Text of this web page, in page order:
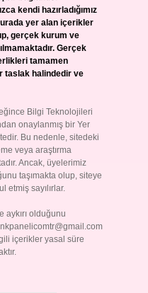
kendi hazırladığımız
yer alan içerikler
gerçek kurum ve
Gerçek
tamamen
taslak halindedir ve
Bilgi Teknolojileri
onaylanmış bir Yer
Bu nedenle, sitedeki
veya araştırma
Ancak, üyelerimiz
taşımakta olup, siteye
etmiş sayılırlar.
aykırı olduğunu
içerikler yasal süre